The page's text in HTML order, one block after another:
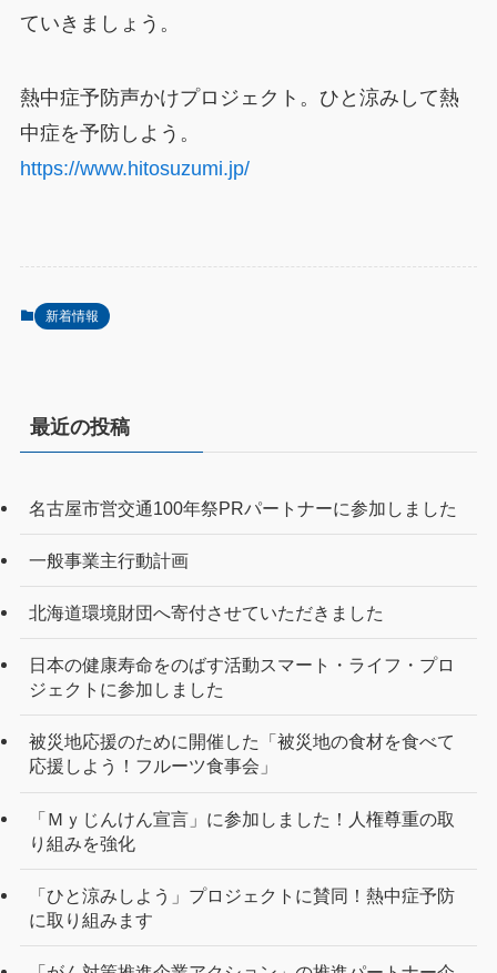
ていきましょう。
熱中症予防声かけプロジェクト。ひと涼みして熱
中症を予防しよう。
https://www.hitosuzumi.jp/
新着情報
最近の投稿
名古屋市営交通100年祭PRパートナーに参加しました
一般事業主行動計画
北海道環境財団へ寄付させていただきました
日本の健康寿命をのばす活動スマート・ライフ・プロ
ジェクトに参加しました
被災地応援のために開催した「被災地の食材を食べて
応援しよう！フルーツ食事会」
「Ｍｙじんけん宣言」に参加しました！人権尊重の取
り組みを強化
「ひと涼みしよう」プロジェクトに賛同！熱中症予防
に取り組みます